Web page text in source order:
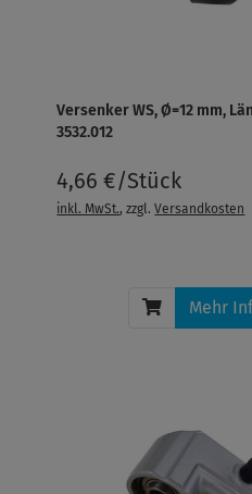
Versenker WS, Ø=12 mm,
3532.012
4,66 €/Stück
inkl. MwSt., zzgl.Versandkosten
Mehr